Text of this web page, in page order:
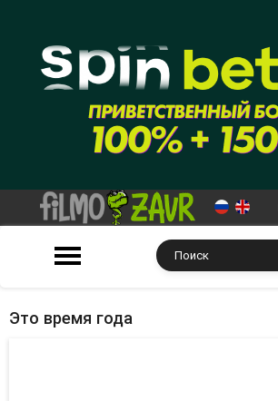
Это время года